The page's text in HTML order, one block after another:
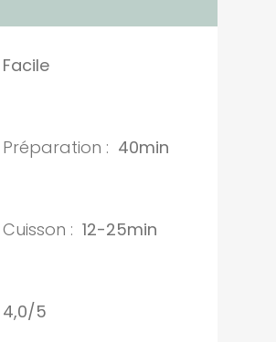
Facile
Préparation : 40min
Cuisson : 12-25min
4,0/5